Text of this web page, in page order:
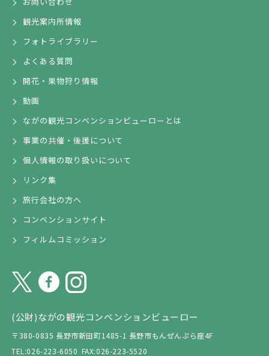
(公財)ながの観光コンベンションビューロー
〒380-0835 長野市新田町1485-1 長野市もんぜんぷら座4F
TEL:026-223-6050 FAX:026-223-5520
観光案内所情報
フォトライブラリー
よくある質問
開花・果物狩り情報
動画
ながの観光コンベンションビューローとは
事業の共催・後援について
個人情報の取り扱いについて
リンク集
旅行会社の方へ
コンベンションサイト
フィルムコミッション